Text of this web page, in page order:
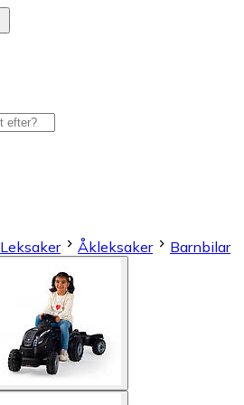
Leksaker Åkleksaker Barnbilar